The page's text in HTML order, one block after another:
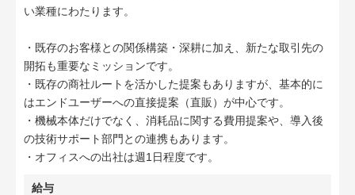
い業種にわたります。
・既存のお客様との関係構築・深耕に加え、新たな取引先の
開拓も重要なミッションです。
・既存の商社ルートを活かした提案もありますが、基本的に
はエンドユーザーへの直接提案（直販）が中心です。
・機械本体だけでなく、消耗品に関する費用提案や、導入後
の技術サポート部門との連携もあります。
・オフィスへの出社は週1日程度です。
給与